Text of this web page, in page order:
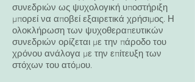
συνεδριών ως ψυχολογική υποστήριξη
μπορεί να αποβεί εξαιρετικά χρήσιμος. Η
ολοκλήρωση των ψυχοθεραπευτικών
συνεδριών ορίζεται με την πάροδο του
χρόνου ανάλογα με την επίτευξη των
στόχων του ατόμου.